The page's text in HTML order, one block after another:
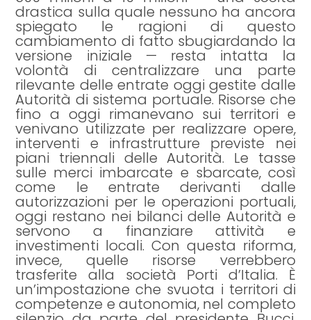
drastica sulla quale nessuno ha ancora
spiegato le ragioni di questo
cambiamento di fatto sbugiardando la
versione iniziale — resta intatta la
volontà di centralizzare una parte
rilevante delle entrate oggi gestite dalle
Autorità di sistema portuale. Risorse che
fino a oggi rimanevano sui territori e
venivano utilizzate per realizzare opere,
interventi e infrastrutture previste nei
piani triennali delle Autorità. Le tasse
sulle merci imbarcate e sbarcate, così
come le entrate derivanti dalle
autorizzazioni per le operazioni portuali,
oggi restano nei bilanci delle Autorità e
servono a finanziare attività e
investimenti locali. Con questa riforma,
invece, quelle risorse verrebbero
trasferite alla società Porti d’Italia. È
un’impostazione che svuota i territori di
competenze e autonomia, nel completo